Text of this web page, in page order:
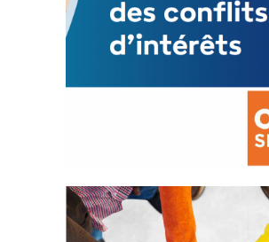
La prévention des conflits
d’intérêts
18 septembre 2023